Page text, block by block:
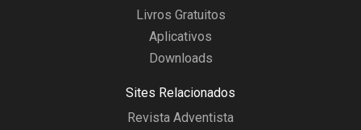
Livros Gratuitos
Aplicativos
Downloads
Sites Relacionados
Revista Adventista